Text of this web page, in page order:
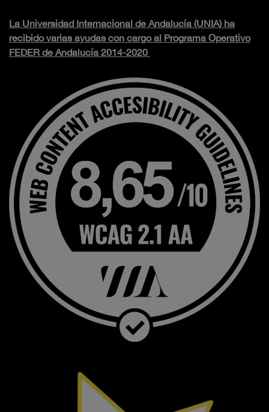
La Universidad Internacional de Andalucía (UNIA) ha
recibido varias ayudas con cargo al Programa Operativo
FEDER de Andalucía 2014-2020